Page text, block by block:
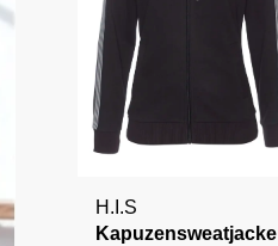
H.I.S
Kapuzensweatjacke